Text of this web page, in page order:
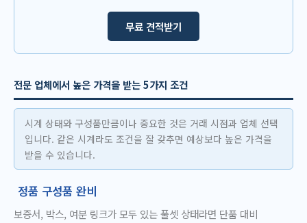
무료 견적받기
전문 업체에서 높은 가격을 받는 5가지 조건
시계 상태와 구성품만큼이나 중요한 것은 거래 시점과 업체 선택
입니다. 같은 시계라도 조건을 잘 갖추면 예상보다 높은 가격을
받을 수 있습니다.
정품 구성품 완비
보증서, 박스, 여분 링크가 모두 있는 풀셋 상태라면 단품 대비